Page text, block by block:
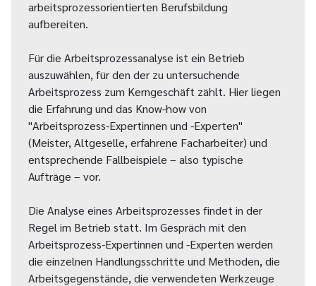
arbeitsprozessorientierten Berufsbildung
aufbereiten.
Für die Arbeitsprozessanalyse ist ein Betrieb
auszuwählen, für den der zu untersuchende
Arbeitsprozess zum Kerngeschäft zählt. Hier liegen
die Erfahrung und das Know-how von
"Arbeitsprozess-Expertinnen und -Experten"
(Meister, Altgeselle, erfahrene Facharbeiter) und
entsprechende Fallbeispiele – also typische
Aufträge – vor.
Die Analyse eines Arbeitsprozesses findet in der
Regel im Betrieb statt. Im Gespräch mit den
Arbeitsprozess-Expertinnen und -Experten werden
die einzelnen Handlungsschritte und Methoden, die
Arbeitsgegenstände, die verwendeten Werkzeuge